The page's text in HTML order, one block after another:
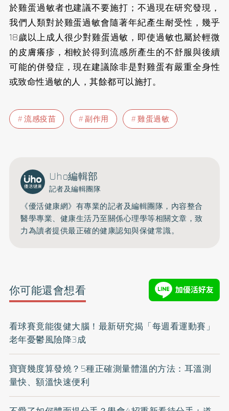
於雞蛋過敏者也建議不要施打；不過現在研究發現，
我們人類對於雞蛋過敏會隨著年紀產生耐受性，幾乎
18歲以上成人很少對雞蛋過敏，即使過敏也屬於輕微
的皮膚癢疹，相較於得到流感所產生的不舒服與後續
可能的併發症，現在建議除非是對雞蛋有嚴重全身性
或致命性過敏的人，其餘都可以施打。
流感疫苗 副作用 雞蛋過敏
Uho編輯部
記者及編輯團隊
《優活健康網》有專業的記者及編輯團隊，內容整合
醫學專業、健康生活乃至關係心理學等相關文章，致
力為讀者提供最正確的健康認知與保健常識。
你可能還會想看
看球賽竟能復健大腦！最新研究揭「每週看運動賽」
老年憂鬱風險降3成
寶寶幾度算發燒？5種正確測量體溫的方法：耳溫測
量快、額溫快速便利